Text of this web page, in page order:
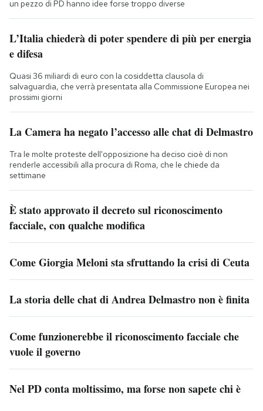
un pezzo di PD hanno idee forse troppo diverse
L’Italia chiederà di poter spendere di più per energia
e difesa
Quasi 36 miliardi di euro con la cosiddetta clausola di
salvaguardia, che verrà presentata alla Commissione Europea nei
prossimi giorni
La Camera ha negato l’accesso alle chat di Delmastro
Tra le molte proteste dell'opposizione ha deciso cioè di non
renderle accessibili alla procura di Roma, che le chiede da
settimane
È stato approvato il decreto sul riconoscimento
facciale, con qualche modifica
Come Giorgia Meloni sta sfruttando la crisi di Ceuta
La storia delle chat di Andrea Delmastro non è finita
Come funzionerebbe il riconoscimento facciale che
vuole il governo
Nel PD conta moltissimo, ma forse non sapete chi è